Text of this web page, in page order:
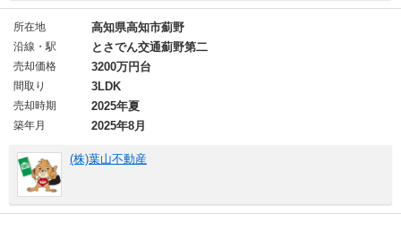
所在地 高知県高知市薊野
沿線・駅 とさでん交通薊野第二
売却価格 3200万円台
間取り 3LDK
売却時期 2025年夏
築年月 2025年8月
(株)葉山不動産